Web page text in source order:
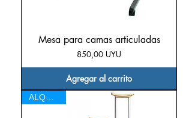
Mesa para camas articuladas
Precio
850,00 UYU
Agregar al carrito